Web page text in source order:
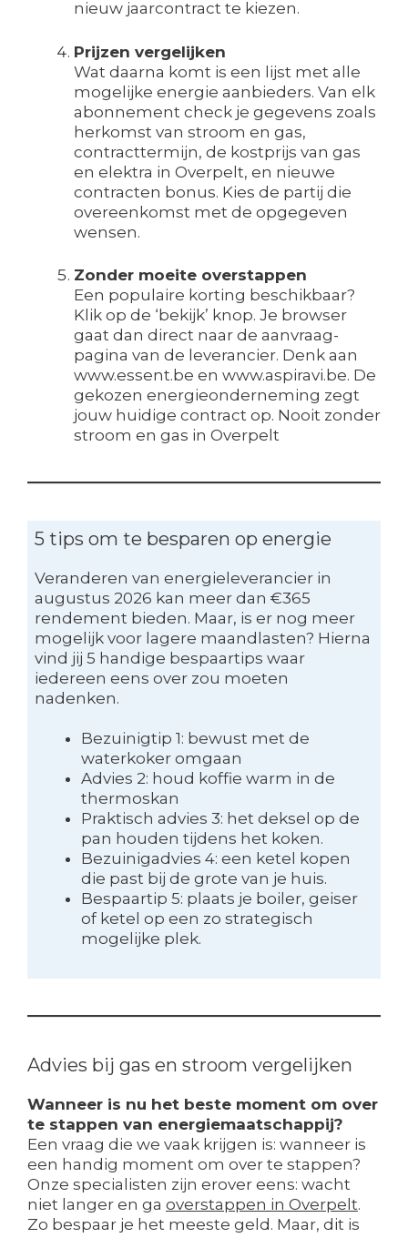
nieuw jaarcontract te kiezen.
Prijzen vergelijken
Wat daarna komt is een lijst met alle
mogelijke energie aanbieders. Van elk
abonnement check je gegevens zoals
herkomst van stroom en gas,
contracttermijn, de kostprijs van gas
en elektra in Overpelt, en nieuwe
contracten bonus. Kies de partij die
overeenkomst met de opgegeven
wensen.
Zonder moeite overstappen
Een populaire korting beschikbaar?
Klik op de ‘bekijk’ knop. Je browser
gaat dan direct naar de aanvraag-
pagina van de leverancier. Denk aan
www.essent.be en www.aspiravi.be. De
gekozen energieonderneming zegt
jouw huidige contract op. Nooit zonder
stroom en gas in Overpelt
5 tips om te besparen op energie
Veranderen van energieleverancier in
augustus 2026 kan meer dan €365
rendement bieden. Maar, is er nog meer
mogelijk voor lagere maandlasten? Hierna
vind jij 5 handige bespaartips waar
iedereen eens over zou moeten
nadenken.
Bezuinigtip 1: bewust met de
waterkoker omgaan
Advies 2: houd koffie warm in de
thermoskan
Praktisch advies 3: het deksel op de
pan houden tijdens het koken.
Bezuinigadvies 4: een ketel kopen
die past bij de grote van je huis.
Bespaartip 5: plaats je boiler, geiser
of ketel op een zo strategisch
mogelijke plek.
Advies bij gas en stroom vergelijken
Wanneer is nu het beste moment om over
te stappen van energiemaatschappij?
Een vraag die we vaak krijgen is: wanneer is
een handig moment om over te stappen?
Onze specialisten zijn erover eens: wacht
niet langer en ga overstappen in Overpelt.
Zo bespaar je het meeste geld. Maar, dit is